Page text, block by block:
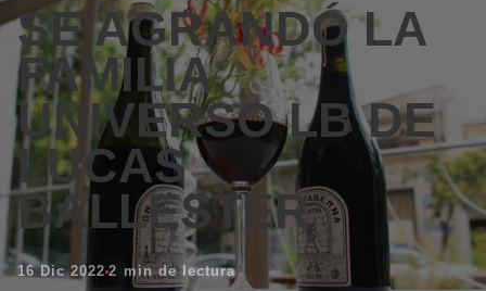
Mendoza Malbec Bodegas Jujuy
SE AGRANDÓ LA
FAMILIA
UNIVERSO LB DE
LUCAS
BALLESTER
16 Dic 2022 2 min de lectura